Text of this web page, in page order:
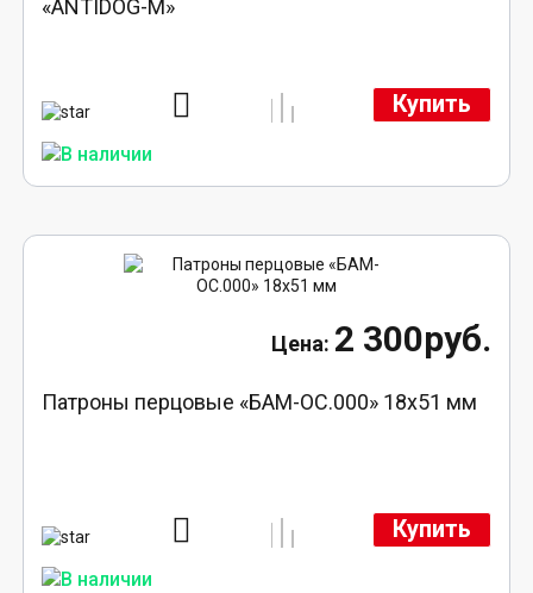
«ANTIDOG-M»
Купить
2 300руб.
Патроны перцовые «БАМ-ОС.000» 18х51 мм
Купить